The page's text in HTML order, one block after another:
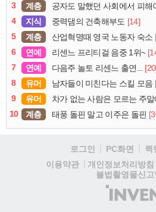
3
계층 공자도 말했던 사회에서 피해
4
지식 중력댐의 건축해부도 [14]
5
계층 산업혁명때 영국 노동자 숙소
6
연예 리센느 프리티걸 음중 1위~
7
연예 다음주 놀토 리센느 출연...
8
유머 남자들이 미친다는 스킬 모음
9
유머 차가 없는 사람은 모르는 주
10
계층 태풍 돌핀 말고 이주은 돌핀
로그인 PC화면 퀵
이용약관
개인정보처리방침
불법촬영물신고
(주)
인